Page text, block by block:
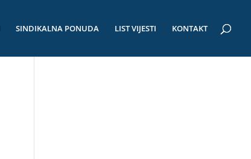
SINDIKALNA PONUDA LIST VIJESTI KONTAKT